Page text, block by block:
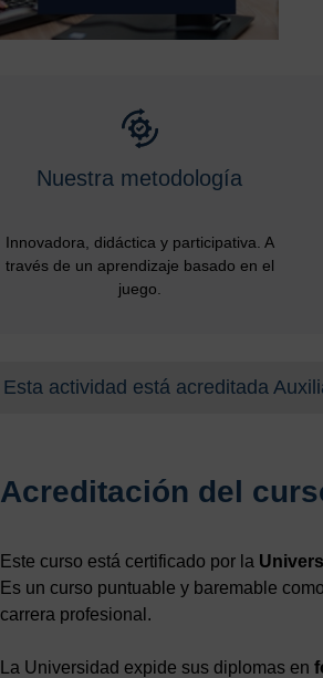
Nuestra metodología
Innovadora, didáctica y participativa. A
través de un aprendizaje basado en el
juego.
Esta actividad está acreditada
Acreditación del
Este curso está certificado por la
Es un curso puntuable y baremable
carrera profesional.
La Universidad expide sus diplomas en